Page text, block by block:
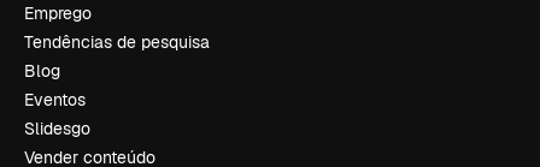
Emprego
Tendências de pesquisa
Blog
Eventos
Slidesgo
Vender conteúdo